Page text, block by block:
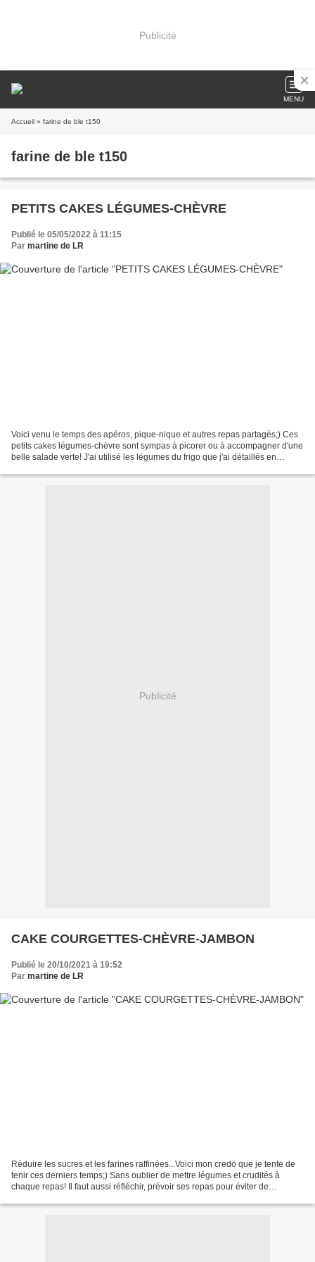
Publicité
MENU
Accueil » farine de ble t150
farine de ble t150
PETITS CAKES LÉGUMES-CHÈVRE
Publié le 05/05/2022 à 11:15
Par martine de LR
Voici venu le temps des apéros, pique-nique et autres repas partagés;) Ces
petits cakes légumes-chèvre sont sympas à picorer ou à accompagner d'une
belle salade verte! J'ai utilisé les légumes du frigo que j'ai détaillés en
Publicité
CAKE COURGETTES-CHÈVRE-JAMBON
Publié le 20/10/2021 à 19:52
Par martine de LR
Réduire les sucres et les farines raffinées...Voici mon credo que je tente de
tenir ces derniers temps;) Sans oublier de mettre légumes et crudités à
chaque repas! Il faut aussi réfléchir, prévoir ses repas pour éviter de